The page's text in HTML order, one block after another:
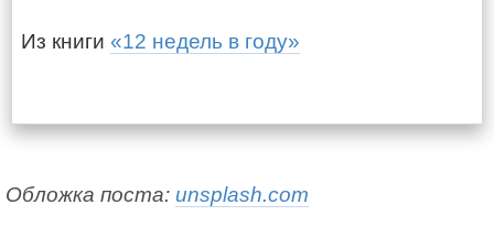
Из книги «12 недель в году»
Обложка поста: unsplash.com